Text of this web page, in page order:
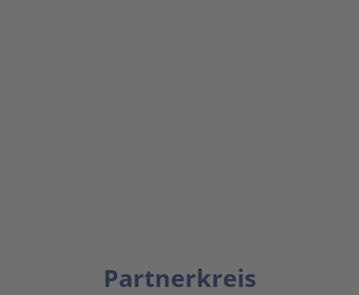
Partnerkreis